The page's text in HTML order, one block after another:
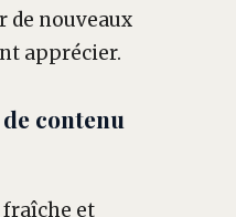
de nouveaux
apprécier.
contenu
fraîche et